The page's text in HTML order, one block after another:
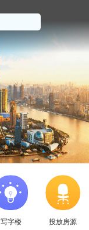
写字楼 投放房源